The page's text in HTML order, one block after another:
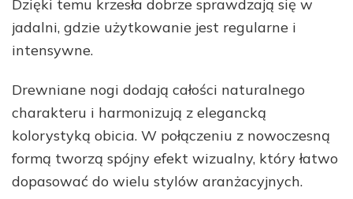
Dzięki temu krzesła dobrze sprawdzają się w
jadalni, gdzie użytkowanie jest regularne i
intensywne.
Drewniane nogi dodają całości naturalnego
charakteru i harmonizują z elegancką
kolorystyką obicia. W połączeniu z nowoczesną
formą tworzą spójny efekt wizualny, który łatwo
dopasować do wielu stylów aranżacyjnych.